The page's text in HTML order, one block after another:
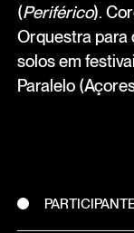
(Periférico).
Orquestra para
solos em
Paralelo